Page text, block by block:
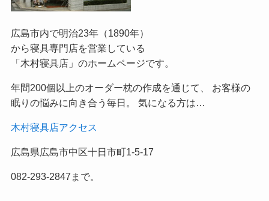
広島市内で明治23年（1890年）
から寝具専門店を営業している
「木村寝具店」のホームページです。
年間200個以上のオーダー枕の作成を通じて、 お客様の
眠りの悩みに向き合う毎日。 気になる方は…
木村寝具店アクセス
広島県広島市中区十日市町1-5-17
082-293-2847まで。